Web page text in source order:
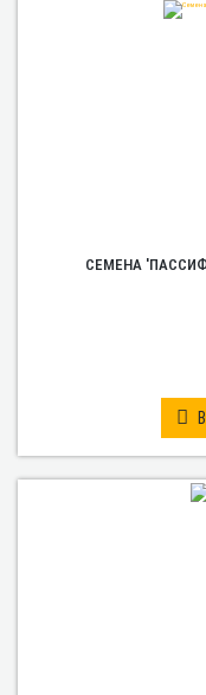
СЕМЕНА